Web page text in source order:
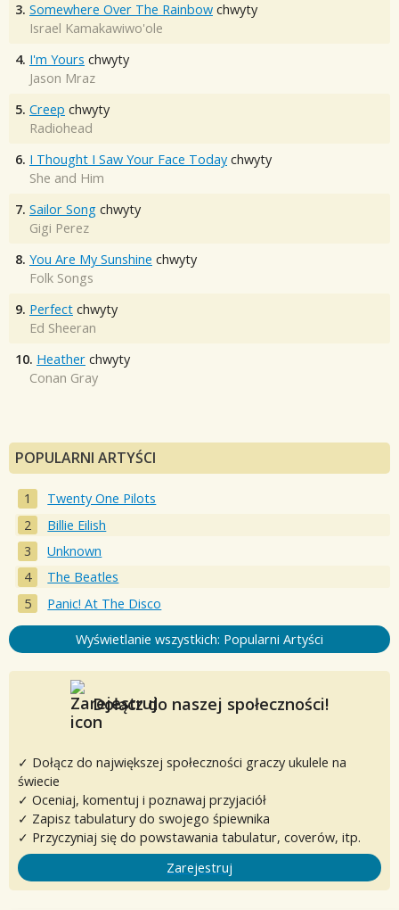
3. Somewhere Over The Rainbow chwyty
Israel Kamakawiwo'ole
4. I'm Yours chwyty
Jason Mraz
5. Creep chwyty
Radiohead
6. I Thought I Saw Your Face Today chwyty
She and Him
7. Sailor Song chwyty
Gigi Perez
8. You Are My Sunshine chwyty
Folk Songs
9. Perfect chwyty
Ed Sheeran
10. Heather chwyty
Conan Gray
POPULARNI ARTYŚCI
Twenty One Pilots
Billie Eilish
Unknown
The Beatles
Panic! At The Disco
Wyświetlanie wszystkich: Popularni Artyści
Dołącz do naszej społeczności!
✓ Dołącz do największej społeczności graczy ukulele na
świecie
✓ Oceniaj, komentuj i poznawaj przyjaciół
✓ Zapisz tabulatury do swojego śpiewnika
✓ Przyczyniaj się do powstawania tabulatur, coverów, itp.
Zarejestruj